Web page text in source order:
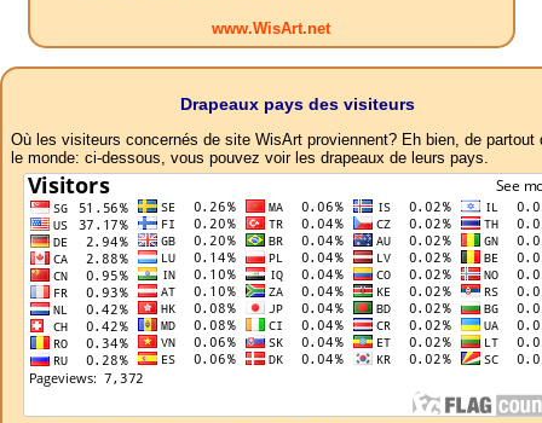
www.WisArt.net
Drapeaux pays des visiteurs
Où les visiteurs concernés de site WisArt proviennent? Eh bien, de partout
le monde: ci-dessous, vous pouvez voir les drapeaux de leurs pays.